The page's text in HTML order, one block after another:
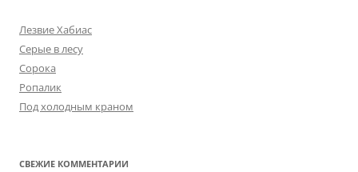
Лезвие Хабиас
Серые в лесу
Сорока
Ропалик
Под холодным краном
СВЕЖИЕ КОММЕНТАРИИ